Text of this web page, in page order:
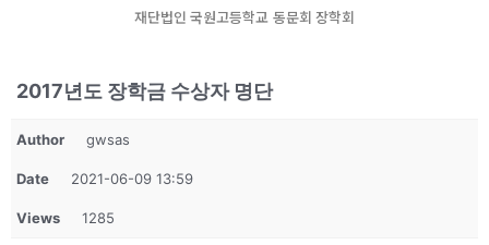
재단법인 국원고등학교 동문회 장학회
2017년도 장학금 수상자 명단
Author gwsas
Date 2021-06-09 13:59
Views 1285